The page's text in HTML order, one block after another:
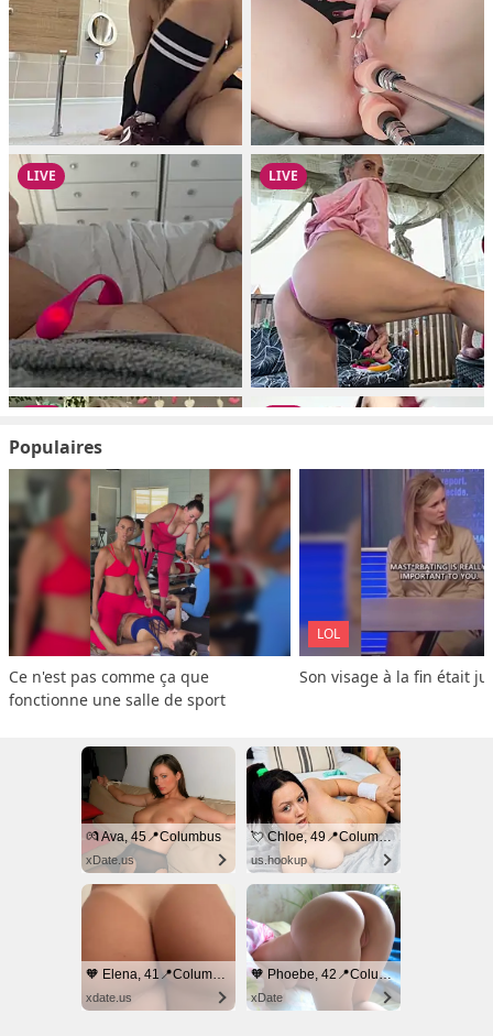
Populaires
Ce n'est pas comme ça que
fonctionne une salle de sport
LOL
Son visage à la fin était